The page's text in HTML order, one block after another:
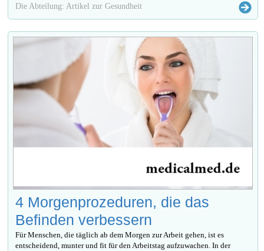
Die Abteilung: Artikel zur Gesundheit
4 Morgenprozeduren, die das
Befinden verbessern
Für Menschen, die täglich ab dem Morgen zur Arbeit gehen, ist es
entscheidend, munter und fit für den Arbeitstag aufzuwachen. In der